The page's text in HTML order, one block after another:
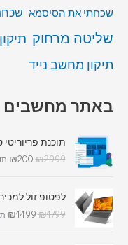
שכחתי את הסיסמא
שליטה מרחוק
תיקון מחשב נייד
באתר מחשבים
תוכנת פריוריטי
₪2999
₪200
לפטופ זול
₪1799
₪1499